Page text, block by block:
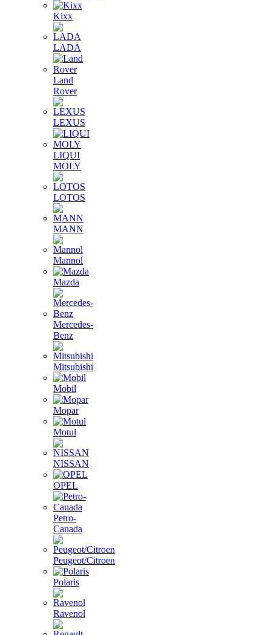
Kixx
LADA
Land
Rover
LEXUS
LIQUI
MOLY
LOTOS
MANN
Mannol
Mazda
Mercedes-
Benz
Mitsubishi
Mobil
Mopar
Motul
NISSAN
OPEL
Petro-
Canada
Peugeot/Citroen
Polaris
Ravenol